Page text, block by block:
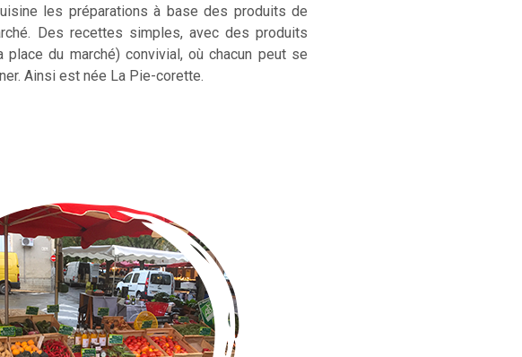
les préparations à base des produits de
Des recettes simples, avec des produits
place du marché) convivial, où chacun peut se
Ainsi est née La Pie-corette.